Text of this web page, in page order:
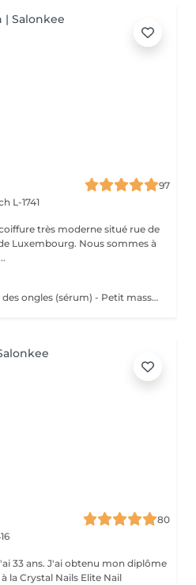
97
L-1741
très moderne situé rue de
Nous sommes à
-Manucure combinée - Soin des ongles (sérum) - Petit massage
80
33 ans. J'ai obtenu mon diplôme
la Crystal Nails Elite Nail